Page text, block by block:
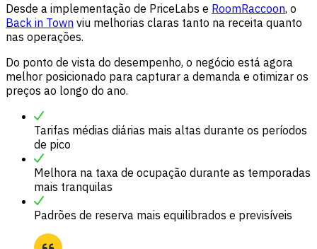
Desde a implementação de PriceLabs e RoomRaccoon, o
Back in Town viu melhorias claras tanto na receita quanto
nas operações.
Do ponto de vista do desempenho, o negócio está agora
melhor posicionado para capturar a demanda e otimizar os
preços ao longo do ano.
Tarifas médias diárias mais altas durante os períodos
de pico
Melhora na taxa de ocupação durante as temporadas
mais tranquilas
Padrões de reserva mais equilibrados e previsíveis